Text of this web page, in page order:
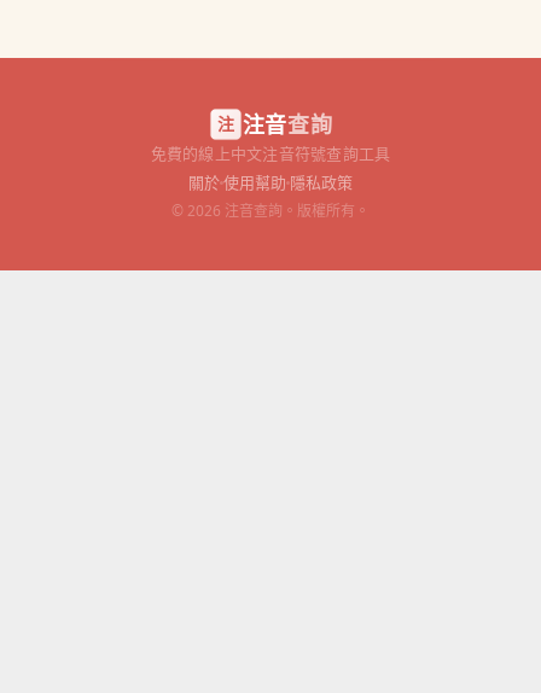
注 注音查詢
免費的線上中文注音符號查詢工具
關於使用幫助 隱私政策
© 2026 注音查詢。版權所有。